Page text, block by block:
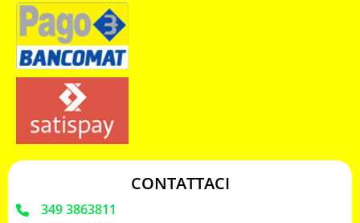
CONTATTACI
349 3863811